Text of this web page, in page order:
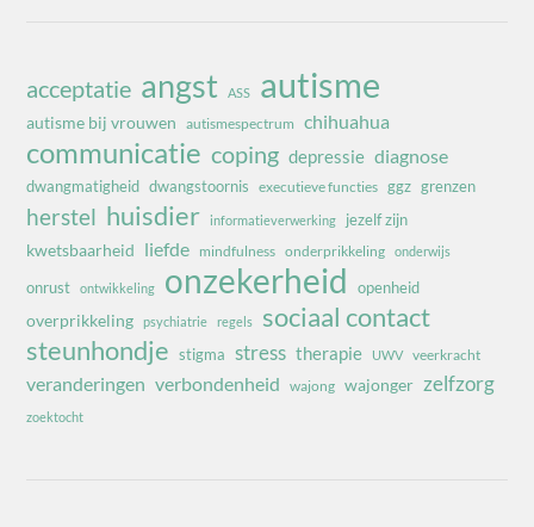
acceptatie angst ASS autisme
autisme bij vrouwen autismespectrum chihuahua
communicatie coping depressie diagnose
dwangmatigheid dwangstoornis executieve functies ggz grenzen
herstel huisdier informatieverwerking jezelf zijn
kwetsbaarheid liefde mindfulness onderprikkeling onderwijs
onrust ontwikkeling onzekerheid openheid
overprikkeling psychiatrie regels
sociaal contact
steunhondje stigma stress therapie UWV veerkracht
veranderingen verbondenheid wajong wajonger zelfzorg
zoektocht